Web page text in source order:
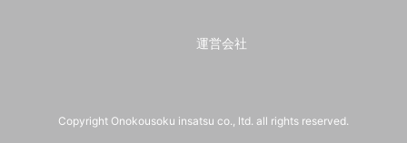
運営会社
Copyright Onokousoku insatsu co., ltd. all rights reserved.